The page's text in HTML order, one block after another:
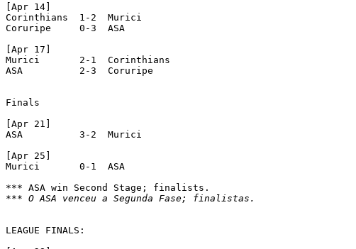
[Apr 14]
Corinthians  1-2  Murici
Coruripe     0-3  ASA
[Apr 17]
Murici	     2-1  Corinthians
ASA	     2-3  Coruripe
Finals
[Apr 21]
ASA	     3-2  Murici
[Apr 25]
Murici	     0-1  ASA
*** O ASA venceu a Segunda Fase; finalistas.
LEAGUE FINALS: